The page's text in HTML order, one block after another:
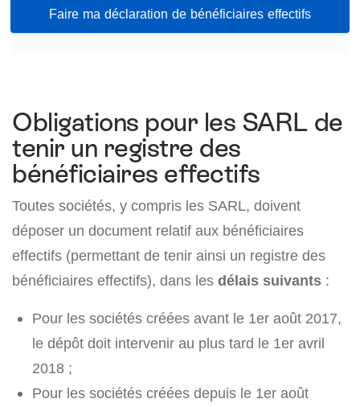
Faire ma déclaration de bénéficiaires effectifs
Obligations pour les SARL de
tenir un registre des
bénéficiaires effectifs
Toutes sociétés, y compris les SARL, doivent
déposer un document relatif aux bénéficiaires
effectifs (permettant de tenir ainsi un registre des
bénéficiaires effectifs), dans les délais suivants :
Pour les sociétés créées avant le 1er août 2017,
le dépôt doit intervenir au plus tard le 1er avril
2018 ;
Pour les sociétés créées depuis le 1er août